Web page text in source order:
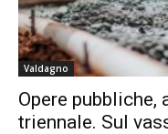
Valdagno
Opere pubbliche,
triennale. Sul